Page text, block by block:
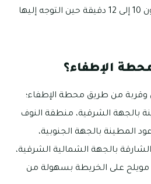
المحطات القريبة في غضون 10 إلى 12 دقيقة حين التوجه إليها
الإطفاء؟
من طريق محطة الإطفاء؛
بالجهة الشرقية، منطقة النوف
المطينة بالجهة الجنوبية،
بالجهة الشمالية الشرقية،
مويلح على الخريطة بسهولة من